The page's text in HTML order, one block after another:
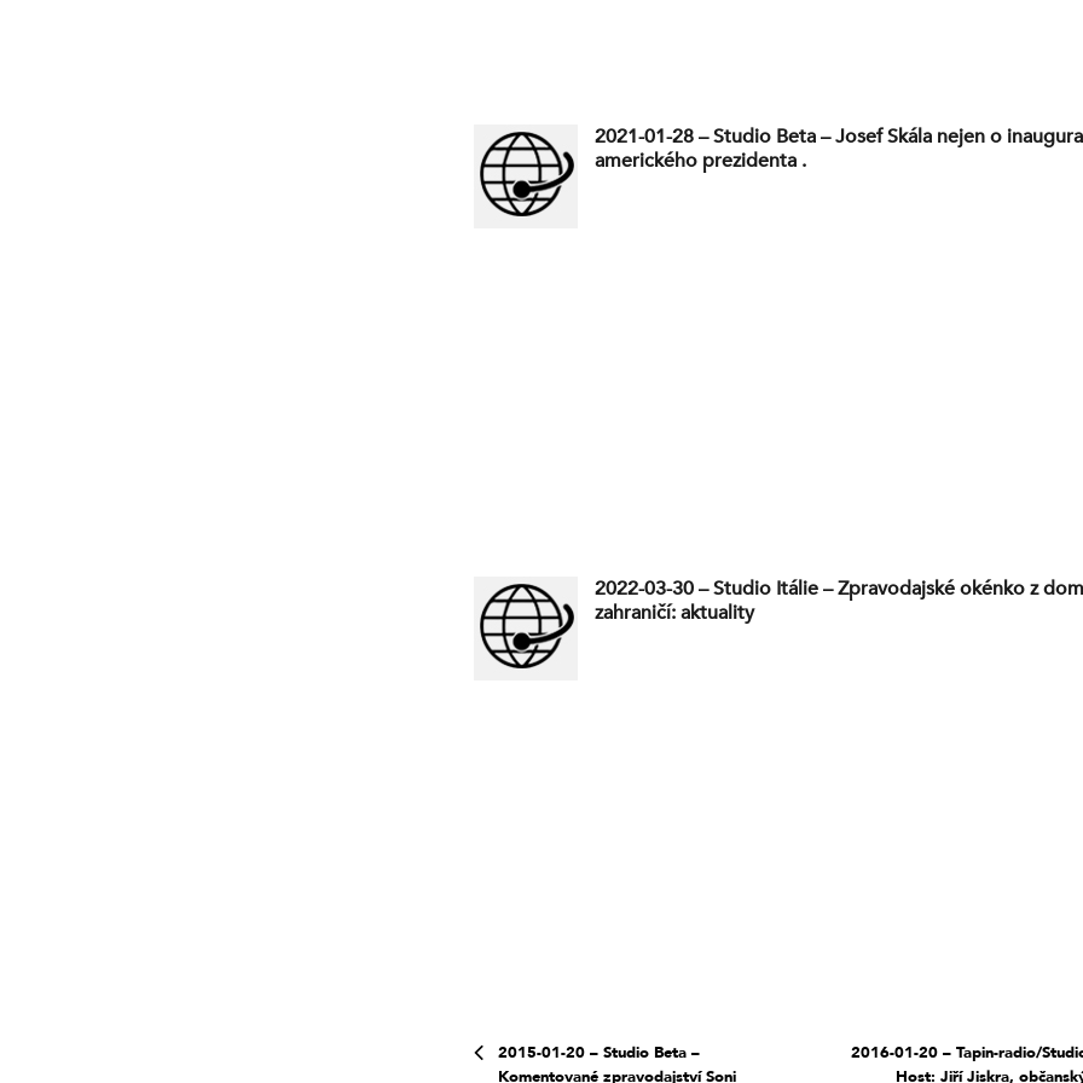
2021-01-28 – Studio Beta – Josef Skála nejen o
amerického prezidenta .
2022-03-30 – Studio Itálie – Zpravodajské okénko z
zahraničí: aktuality
2015-01-20 – Studio Beta –
Komentované zpravodajství Soni
2016-01-20 – Tapin-radio/
Host: Jiří Jiskra,